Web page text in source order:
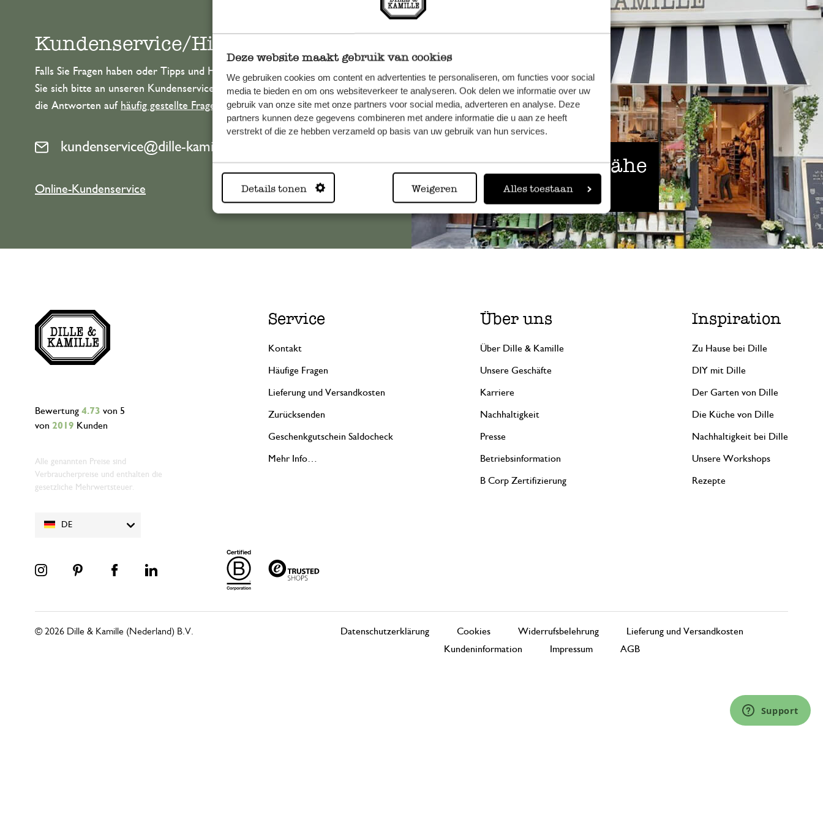
Deze website maakt gebruik van cookies
We gebruiken cookies om content en advertenties te personaliseren, om functies voor social
media te bieden en om ons websiteverkeer te analyseren. Ook delen we informatie over uw
gebruik van onze site met onze partners voor social media, adverteren en analyse. Deze
partners kunnen deze gegevens combineren met andere informatie die u aan ze heeft
verstrekt of die ze hebben verzameld op basis van uw gebruik van hun services.
Details tonen Weigeren Alles toestaan
Immer in der Nähe
Alle 62 Geschäfte anzeigen
Kundenservice/Hilfe
Falls Sie Fragen haben oder Tipps und Hilfe brauchen, wenden
Sie sich bitte an unseren Kundenservice. Oder lesen Sie hier
die Antworten auf häufig gestellte Fragen
kundenservice@dille-kamille.de
Online-Kundenservice
DE
Bewertung 4.73 von 5
von 2019 Kunden
Alle genannten Preise sind
Verbraucherpreise und enthalten die
gesetzliche Mehrwertsteuer.
Service
Kontakt
Häufige Fragen
Lieferung und Versandkosten
Zurücksenden
Geschenkgutschein Saldocheck
Mehr Info…
Über uns
Über Dille & Kamille
Unsere Geschäfte
Karriere
Nachhaltigkeit
Presse
Betriebsinformation
B Corp Zertifizierung
Inspiration
Zu Hause bei Dille
DIY mit Dille
Der Garten von Dille
Die Küche von Dille
Nachhaltigkeit bei Dille
Unsere Workshops
Rezepte
Datenschutzerklärung Cookies Widerrufsbelehrung
Lieferung und Versandkosten
Kundeninformation
Impressum AGB
© 2026 Dille & Kamille (Nederland) B.V.
Support